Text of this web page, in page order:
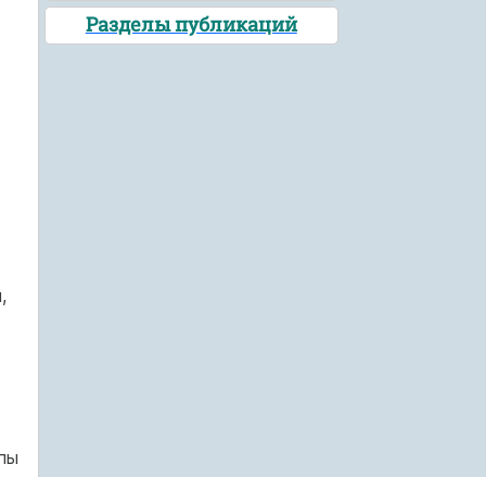
Разделы публикаций